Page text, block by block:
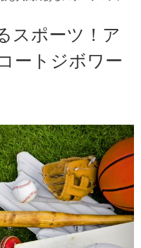
スポーツ！ア
ートジボワー